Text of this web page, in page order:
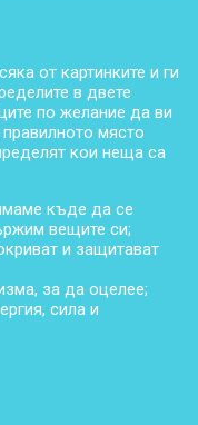
от картинките и ги
в двете
по желание да ви
място
кои неща са
къде да се
вещите си;
и защитават
за да оцелее;
сила и